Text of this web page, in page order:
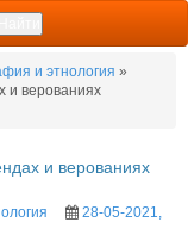
и этнология »
и верованиях
и верованиях
28-05-2021,